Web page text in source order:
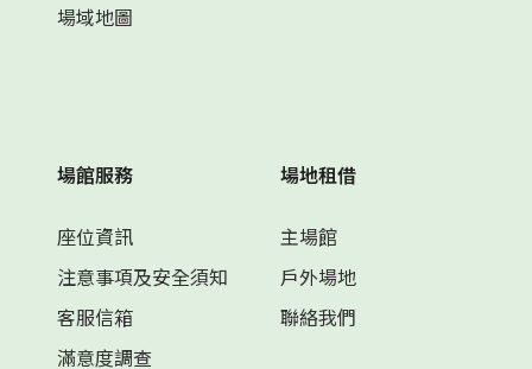
場域地圖
場館服務
座位資訊
注意事項及安全須知
客服信箱
滿意度調查
場地租借
主場館
戶外場地
聯絡我們